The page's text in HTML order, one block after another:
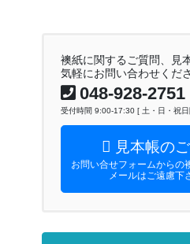
襖紙に関するご質問、見
気軽にお問い合わせくださ
048-928-2751
受付時間 9:00-17:30 [ 土・日・祝日
見本帳の
お問い合せフォームからの
メールはご遠慮下